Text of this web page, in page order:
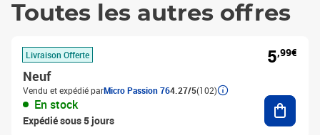
Toutes les autres offres
Livraison Offerte
Neuf
Vendu et expédié parMicro Passion 764.27/5(102)
En stock
Expédié sous 5 jours
5,99€